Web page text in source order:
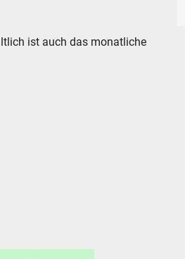
ist auch das monatliche